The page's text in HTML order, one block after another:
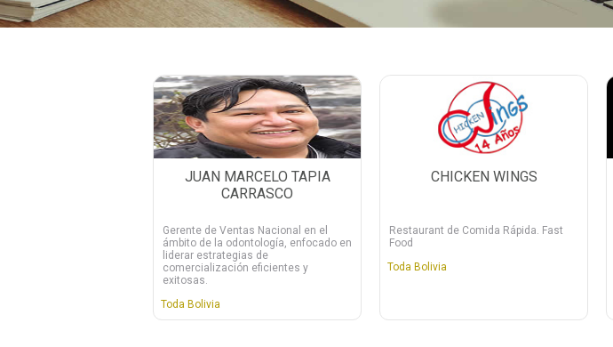
JUAN MARCELO TAPIA
CARRASCO
Gerente de Ventas Nacional en el
ámbito de la odontología, enfocado en
liderar estrategias de
comercialización eficientes y
exitosas.
Toda Bolivia
CHICKEN WINGS
Restaurant de Comida Rápida. Fast
Food
Toda Bolivia